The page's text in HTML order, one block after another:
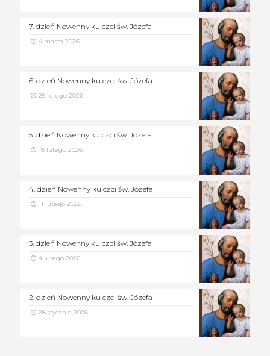
7. dzień Nowenny ku czci św. Józefa
4 marca 2026
6. dzień Nowenny ku czci św. Józefa
25 lutego 2026
5. dzień Nowenny ku czci św. Józefa
18 lutego 2026
4. dzień Nowenny ku czci św. Józefa
11 lutego 2026
3. dzień Nowenny ku czci św. Józefa
4 lutego 2026
2. dzień Nowenny ku czci św. Józefa
28 stycznia 2026